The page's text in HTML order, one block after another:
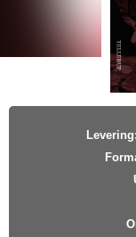
Levering: